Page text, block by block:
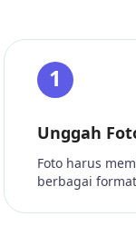
1
Unggah
Foto harus
berbagai